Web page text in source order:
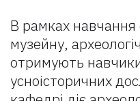
В рамках
музейну,
отримують
усноісторичних